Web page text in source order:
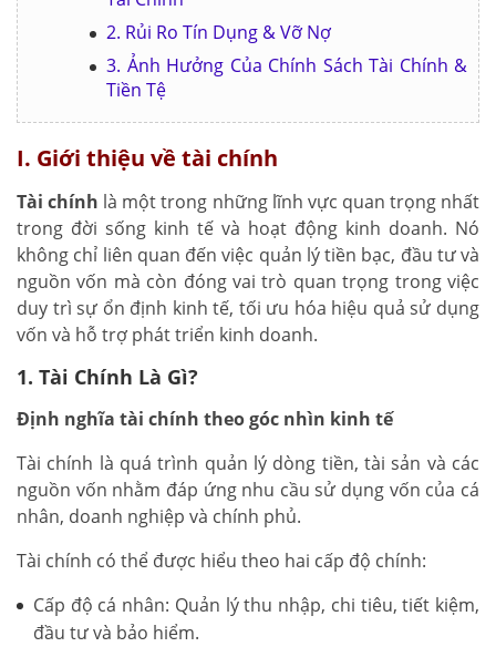
2. Rủi Ro Tín Dụng & Vỡ Nợ
3. Ảnh Hưởng Của Chính Sách Tài Chính &
Tiền Tệ
I. Giới thiệu về tài chính
Tài chính là một trong những lĩnh vực quan trọng nhất
trong đời sống kinh tế và hoạt động kinh doanh. Nó
không chỉ liên quan đến việc quản lý tiền bạc, đầu tư và
nguồn vốn mà còn đóng vai trò quan trọng trong việc
duy trì sự ổn định kinh tế, tối ưu hóa hiệu quả sử dụng
vốn và hỗ trợ phát triển kinh doanh.
1. Tài Chính Là Gì?
Định nghĩa tài chính theo góc nhìn kinh tế
Tài chính là quá trình quản lý dòng tiền, tài sản và các
nguồn vốn nhằm đáp ứng nhu cầu sử dụng vốn của cá
nhân, doanh nghiệp và chính phủ.
Tài chính có thể được hiểu theo hai cấp độ chính:
Cấp độ cá nhân: Quản lý thu nhập, chi tiêu, tiết kiệm,
đầu tư và bảo hiểm.